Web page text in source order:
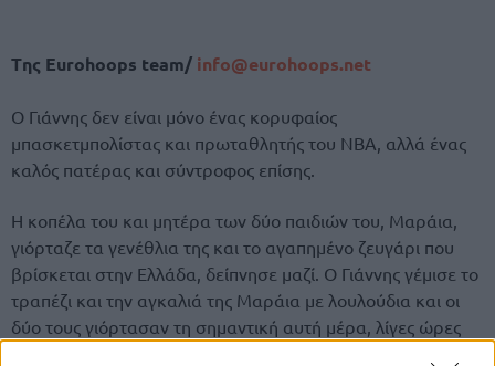
Tης Eurohoops team/ info@eurohoops.net
Ο Γιάννης δεν είναι μόνο ένας κορυφαίος
μπασκετμπολίστας και πρωταθλητής του ΝΒΑ, αλλά ένας
καλός πατέρας και σύντροφος επίσης.
Η κοπέλα του και μητέρα των δύο παιδιών του, Μαράια,
γιόρταζε τα γενέθλια της και το αγαπημένο ζευγάρι που
βρίσκεται στην Ελλάδα, δείπνησε μαζί. Ο Γιάννης γέμισε το
τραπέζι και την αγκαλιά της Μαράια με λουλούδια και οι
δύο τους γιόρτασαν τη σημαντική αυτή μέρα, λίγες ώρες